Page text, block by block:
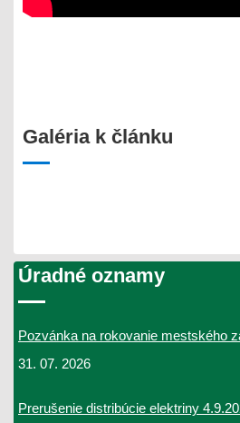
Galéria k článku
Úradné oznamy
Pozvánka na rokovanie mestského
31. 07. 2026
Prerušenie distribúcie elektriny